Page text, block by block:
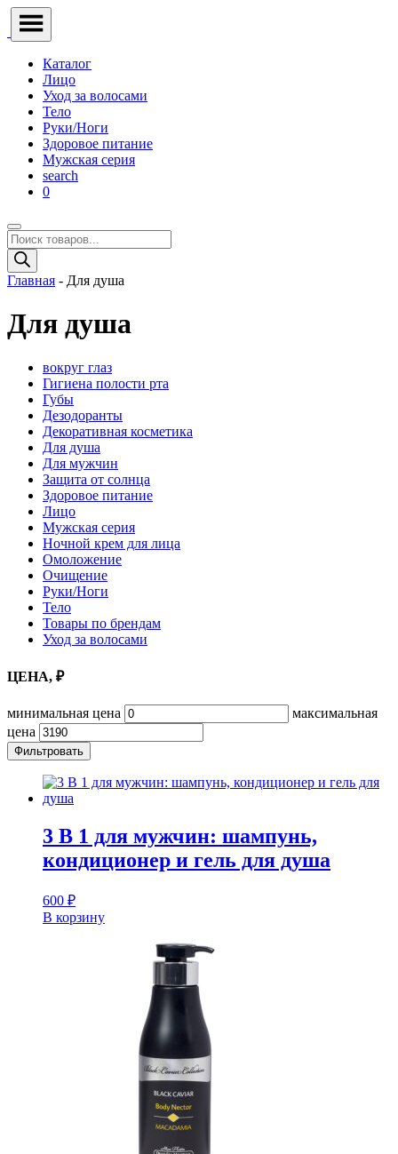
Каталог
Лицо
Уход за волосами
Тело
Руки/Ноги
Здоровое питание
Мужская серия
search
0
Поиск
товаров
Главная - Для душа
Для душа
вокруг глаз
Гигиена полости рта
Губы
Дезодоранты
Декоративная косметика
Для душа
Для мужчин
Защита от солнца
Здоровое питание
Лицо
Мужская серия
Ночной крем для лица
Омоложение
Очищение
Руки/Ноги
Тело
Товары по брендам
Уход за волосами
ЦЕНА, ₽
минимальная цена
максимальная
цена
Фильтровать
3 В 1 для мужчин: шампунь,
кондиционер и гель для душа
600 ₽
В корзину